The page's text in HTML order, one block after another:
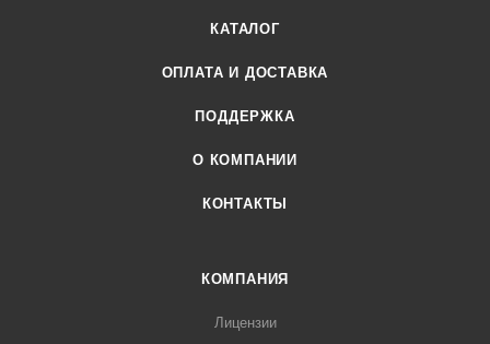
КАТАЛОГ
ОПЛАТА И ДОСТАВКА
ПОДДЕРЖКА
О КОМПАНИИ
КОНТАКТЫ
КОМПАНИЯ
Лицензии